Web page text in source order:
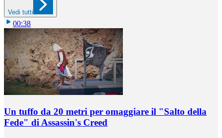
Vedi tutti
00:38
Un tuffo da 20 metri per omaggiare il "Salto della
Fede" di Assassin's Creed